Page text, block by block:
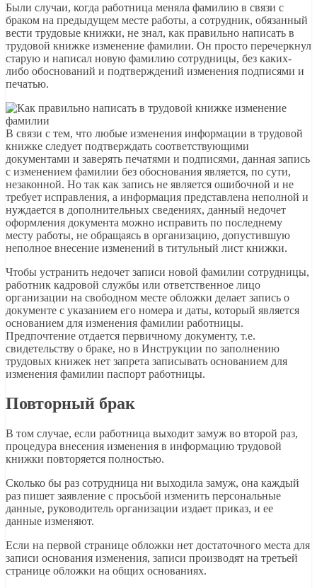
Были случаи, когда работница меняла фамилию в связи с
браком на предыдущем месте работы, а сотрудник, обязанный
вести трудовые книжки, не знал, как правильно написать в
трудовой книжке изменение фамилии. Он просто перечеркнул
старую и написал новую фамилию сотрудницы, без каких-
либо обоснований и подтверждений изменения подписями и
печатью.
В связи с тем, что любые изменения информации в трудовой
книжке следует подтверждать соответствующими
документами и заверять печатями и подписями, данная запись
с изменением фамилии без обоснования является, по сути,
незаконной. Но так как запись не является ошибочной и не
требует исправления, а информация представлена неполной и
нуждается в дополнительных сведениях, данный недочет
оформления документа можно исправить по последнему
месту работы, не обращаясь в организацию, допустившую
неполное внесение изменений в титульный лист книжки.
Чтобы устранить недочет записи новой фамилии сотрудницы,
работник кадровой службы или ответственное лицо
организации на свободном месте обложки делает запись о
документе с указанием его номера и даты, который является
основанием для изменения фамилии работницы.
Предпочтение отдается первичному документу, т.е.
свидетельству о браке, но в Инструкции по заполнению
трудовых книжек нет запрета записывать основанием для
изменения фамилии паспорт работницы.
Повторный брак
В том случае, если работница выходит замуж во второй раз,
процедура внесения изменения в информацию трудовой
книжки повторяется полностью.
Сколько бы раз сотрудница ни выходила замуж, она каждый
раз пишет заявление с просьбой изменить персональные
данные, руководитель организации издает приказ, и ее
данные изменяют.
Если на первой странице обложки нет достаточного места для
записи основания изменения, записи производят на третьей
странице обложки на общих основаниях.